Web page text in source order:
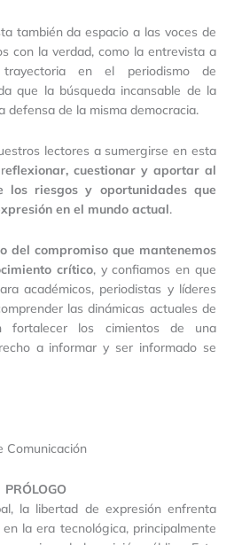
también da espacio a las voces de
con la verdad, como la entrevista a
en el periodismo de
que la búsqueda incansable de la
defensa de la misma democracia.
lectores a sumergirse en esta
eflexionar, cuestionar y aportar al
los riesgos y oportunidades que
en el mundo actual.
del compromiso que mantenemos
crítico, y confiamos en que
académicos, periodistas y líderes
las dinámicas actuales de
fortalecer los cimientos de una
a informar y ser informado se
Comunicación
PRÓLOGO
la libertad de expresión enfrenta
la era tecnológica, principalmente